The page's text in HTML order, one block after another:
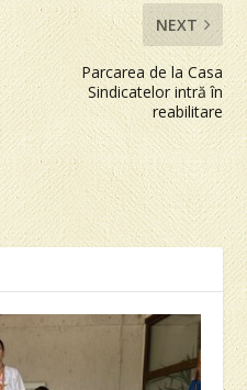
NEXT
Parcarea de la Casa
Sindicatelor intră în
reabilitare